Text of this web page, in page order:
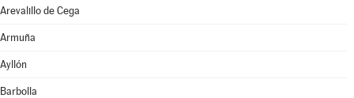
Arevalillo de Cega
Armuña
Ayllón
Barbolla